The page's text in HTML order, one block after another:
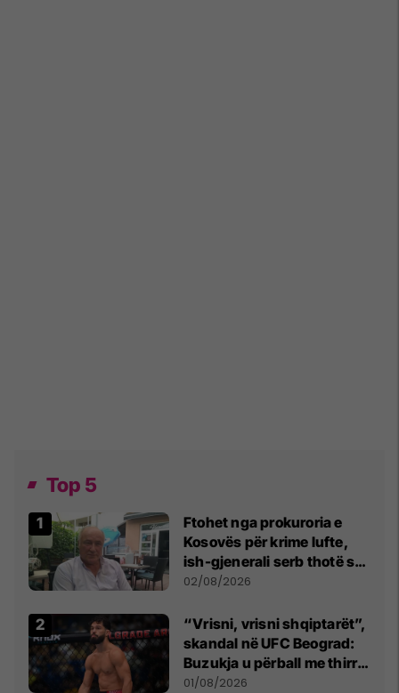
Top 5
Ftohet nga prokuroria e
Kosovës për krime lufte,
ish-gjenerali serb thotë se
dikush e tradhtoi në
02/08/2026
“Vrisni, vrisni shqiptarët”,
skandal në UFC Beograd:
Buzukja u përball me thirrje
anti-shqiptare nga
01/08/2026